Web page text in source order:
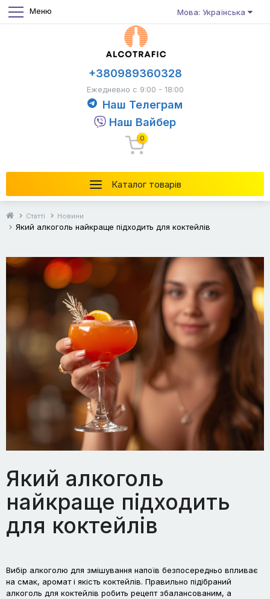
Меню Мова: Українська
Каталог товарів
+380989360328
Ежедневно с 9:00 - 18:00
Наш Телеграм
Наш Вайбер
0
Статті Новини
Який алкоголь найкраще підходить для коктейлів
Який алкоголь
найкраще підходить
для коктейлів
Вибір алкоголю для змішування напоїв безпосередньо впливає
на смак, аромат і якість коктейлів. Правильно підібраний
алкоголь для коктейлів робить рецепт збалансованим, а